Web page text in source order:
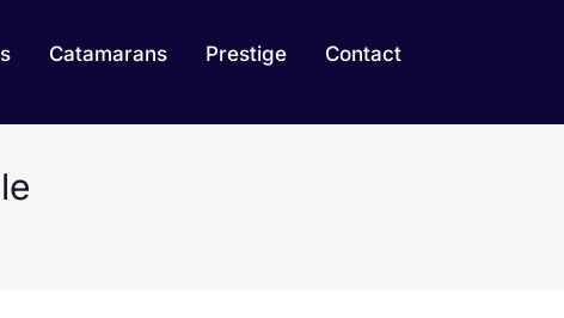
Catamarans Prestige Contact